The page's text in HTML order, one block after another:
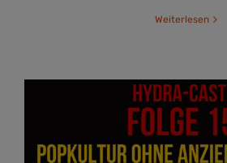
Weiterlesen